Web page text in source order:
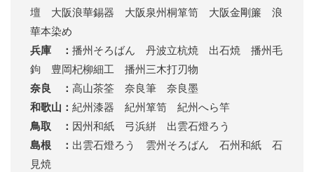
壇 大阪浪華錫器 大阪泉州桐箪笥 大阪金剛簾 浪
華本染め
兵庫 ： 播州そろばん 丹波立杭焼 出石焼 播州毛
鉤 豊岡杞柳細工 播州三木打刃物
奈良 ： 高山茶筌 奈良筆 奈良墨
和歌山： 紀州漆器 紀州箪笥 紀州へら竿
鳥取 ： 因州和紙 弓浜絣 出雲石燈ろう
島根 ： 出雲石燈ろう 雲州そろばん 石州和紙 石
見焼